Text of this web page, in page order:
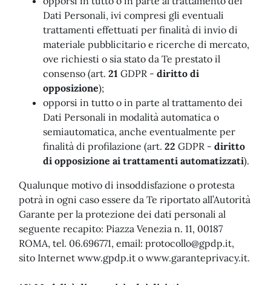
Dati Personali, ivi compresi gli eventuali
trattamenti effettuati per finalità di invio di
materiale pubblicitario e ricerche di mercato,
ove richiesti o sia stato da Te prestato il
consenso (art. 21 GDPR - diritto di
opposizione);
opporsi in tutto o in parte al trattamento dei
Dati Personali in modalità automatica o
semiautomatica, anche eventualmente per
finalità di profilazione (art. 22 GDPR - diritto
di opposizione ai trattamenti automatizzati).
Qualunque motivo di insoddisfazione o protesta
potrà in ogni caso essere da Te riportato all’Autorità
Garante per la protezione dei dati personali al
seguente recapito: Piazza Venezia n. 11, 00187
ROMA, tel. 06.696771, email: protocollo@gpdp.it,
sito Internet www.gpdp.it o www.garanteprivacy.it.